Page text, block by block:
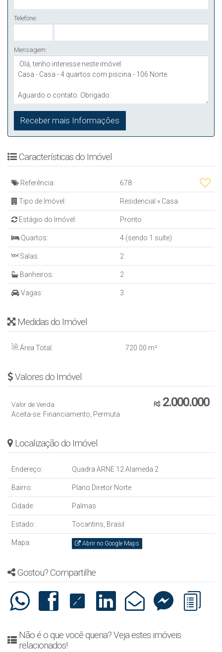
Telefone:
Mensagem:
Características do Imóvel
Referência: 678
Tipo de Imóvel: Residencial » Casa
Estágio do Imóvel: Pronto
Quartos: 4 (sendo 1 suíte)
Salas: 2
Banheiros: 2
Vagas: 3
Medidas do Imóvel
Área Total: 720.00 m²
Valores do Imóvel
R$2.000.000
Valor de Venda
Aceita-se: Financiamento, Permuta
Localização do Imóvel
Endereço: Quadra ARNE 12 Alameda 2
Bairro: Plano Diretor Norte
Cidade: Palmas
Estado: Tocantins, Brasil
Mapa: Abrir no Google Maps
Gostou? Compartilhe
Não é o que você queria? Veja estes imóveis
relacionados!